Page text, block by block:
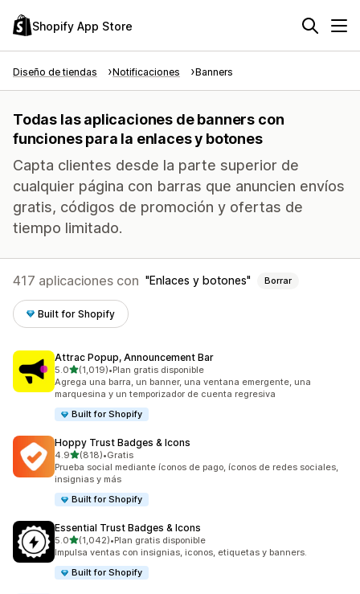
Shopify App Store
Diseño de tiendas Notificaciones Banners
Todas las aplicaciones de banners con
funciones para la enlaces y botones
Capta clientes desde la parte superior de
cualquier página con barras que anuncien envíos
gratis, códigos de promoción y ofertas de
tiempo limitado.
417 aplicaciones con Enlaces y botones Borrar
Built for Shopify
Attrac Popup, Announcement Bar
5.0de 5 estrellas
(1,019)
1019 reseñas en total
•Plan gratis disponible
Agrega una barra, un banner, una ventana emergente, una
marquesina y un temporizador de cuenta regresiva
Built for Shopify
Hoppy Trust Badges & Icons
4.9de 5 estrellas
(818)
818 reseñas en total
•Gratis
Prueba social mediante íconos de pago, íconos de redes sociales,
insignias y más
Built for Shopify
Essential Trust Badges & Icons
5.0de 5 estrellas
(1,042)
1042 reseñas en total
•Plan gratis disponible
Impulsa ventas con insignias, iconos, etiquetas y banners.
Built for Shopify